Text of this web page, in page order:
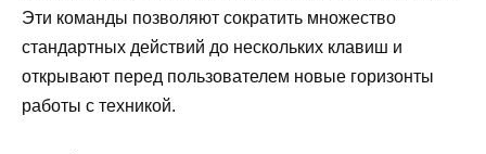
Эти команды позволяют сократить множество
стандартных действий до нескольких клавиш и
открывают перед пользователем новые горизонты
работы с техникой.